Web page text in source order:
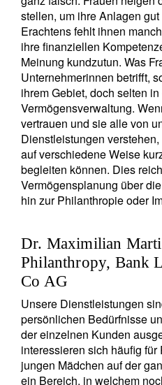
stellen, um ihre Anlagen
Erachtens fehlt ihnen
ihre finanziellen
Meinung kundzutun. Was
Unternehmerinnen betrifft,
ihrem Gebiet, doch selten
Vermögensverwaltung.
vertrauen und sie alle von
Dienstleistungen
auf verschiedene Weise
begleiten können. Dies
Vermögensplanung über
hin zur Philanthropie oder
Dr. Maximilian
Philanthropy, Bank
Co AG
Unsere Dienstleistungen
persönlichen Bedürfnisse
der einzelnen Kunden
interessieren sich häufig
jungen Mädchen auf der
ein Bereich, in welchem